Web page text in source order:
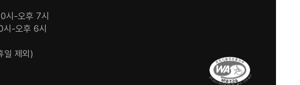
시-오후 7시
시-오후 6시
일 제외)